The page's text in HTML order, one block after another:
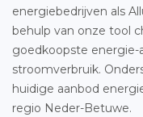
energiebedrijven als
behulp van onze tool
goedkoopste
stroomverbruik.
huidige aanbod
regio Neder-Betuwe.